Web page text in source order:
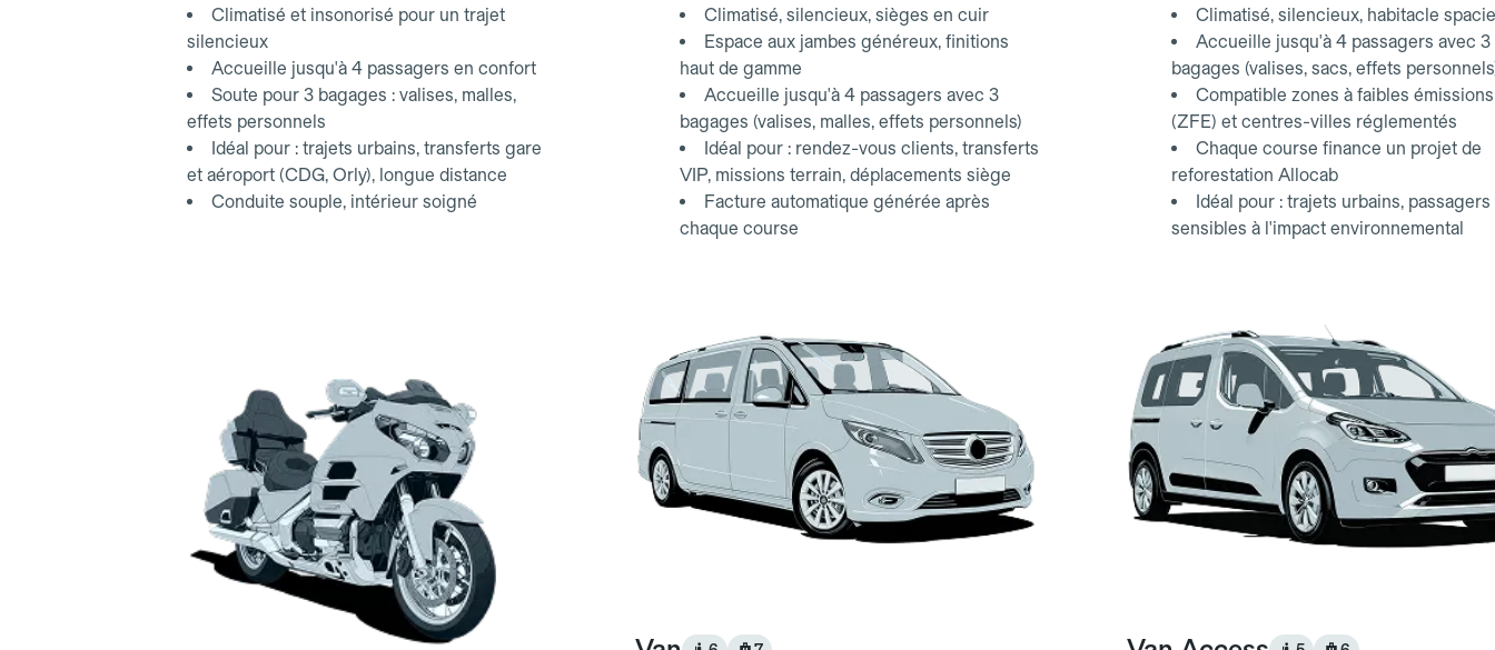
Climatisé et insonorisé pour un trajet
silencieux
Accueille jusqu'à 4 passagers en confort
Soute pour 3 bagages : valises, malles,
effets personnels
Idéal pour : trajets urbains, transferts gare
et aéroport (CDG, Orly), longue distance
Conduite souple, intérieur soigné
Climatisé, silencieux, sièges en cuir
Espace aux jambes généreux, finitions
haut de gamme
Accueille jusqu'à 4 passagers avec 3
bagages (valises, malles, effets personnels)
Idéal pour : rendez-vous clients, transferts
VIP, missions terrain, déplacements siège
Facture automatique générée après
chaque course
Climatisé, silencieux, habitacle
Accueille jusqu'à 4 passagers avec 3
bagages (valises, sacs, effets
Compatible zones à faibles émissions
(ZFE) et centres-villes réglementés
Chaque course finance un projet de
reforestation Allocab
Idéal pour : trajets urbains, passagers
sensibles à l'impact environnemental